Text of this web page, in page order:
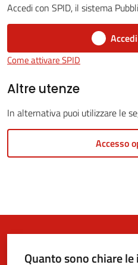
5x1000
Servizi
line
Tutti
Accedi con SPID, il sistema
Come attivare SPID
Altre utenze
In alternativa puoi utilizzare le
Accesso
Quanto sono chiare